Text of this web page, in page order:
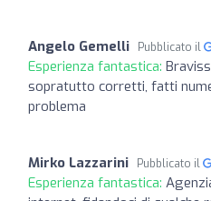
Angelo Gemelli Pubblicato il
Esperienza fantastica:
sopratutto corretti, fatti
problema
Mirko Lazzarini Pubblicato il
Esperienza fantastica: